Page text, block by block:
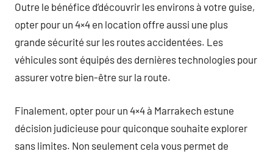
Outre le bénéfice d’découvrir les environs à votre guise,
opter pour un 4×4 en location offre aussi une plus
grande sécurité sur les routes accidentées. Les
véhicules sont équipés des dernières technologies pour
assurer votre bien-être sur la route.
Finalement, opter pour un 4×4 à Marrakech estune
décision judicieuse pour quiconque souhaite explorer
sans limites. Non seulement cela vous permet de